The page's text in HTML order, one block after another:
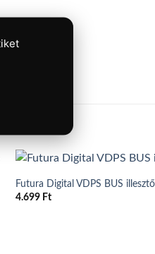
Futura Digital VDPS BUS
4.699 Ft